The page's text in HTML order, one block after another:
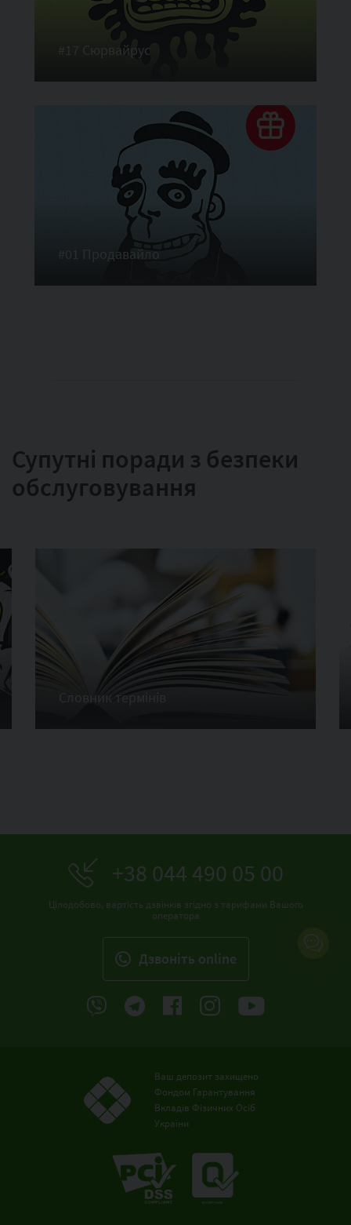
#17 Сюрвайрус
#01 Продавайло
Супутні поради з безпеки
обслуговування
Словник термінів
+38 044 490 05 00
Цілодобово, вартість дзвінків згідно з тарифами Вашого
оператора
Дзвонiть online
Ваш депозит захищено
Фондом Гарантування
Вкладів Фізичних Осіб
України